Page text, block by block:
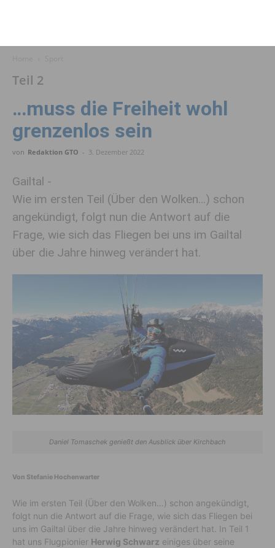
Teil 2
…muss die Freiheit wohl
grenzenlos sein
von Redaktion GTO - 3. Dezember 2022
Gailtal -
Wie im ersten Teil (Über den Wolken…) schon
angekündigt, folgt nun die Antwort auf die
Frage, wie sich das Fliegen bei uns im Gailtal
über die Jahre hinweg verändert hat.
Daniel Tomaschek genießt den Ausblick über Kirchbach
Von Stefanie Hochenwarter
Wie im ersten Teil (Über den Wolken…) schon angekündigt,
folgt nun die Antwort auf die Frage, wie sich das Fliegen bei
uns im Gailtal über die Jahre hinweg verändert hat. In Teil 1
hat uns Flugpionier Herwig Schwarz einiges über seine